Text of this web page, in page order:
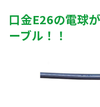
口金E26の電球
ーブル！！